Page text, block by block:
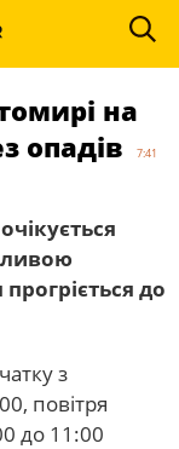
на
опадів
7:41
до
з
повітря
до 11:00